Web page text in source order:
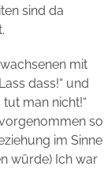
sind da
mit
dass!“ und
tut man nicht!“
so
im Sinne
würde) Ich war